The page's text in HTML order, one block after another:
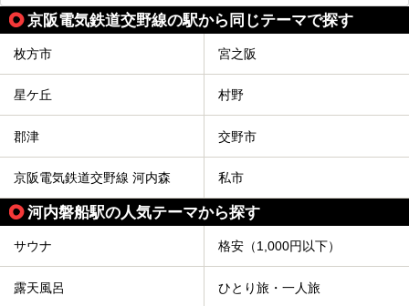
京阪電気鉄道交野線の駅から同じテーマで探す
枚方市 宮之阪
星ケ丘 村野
郡津 交野市
京阪電気鉄道交野線 河内森 私市
河内磐船駅の人気テーマから探す
サウナ 格安（1,000円以下）
露天風呂 ひとり旅・一人旅